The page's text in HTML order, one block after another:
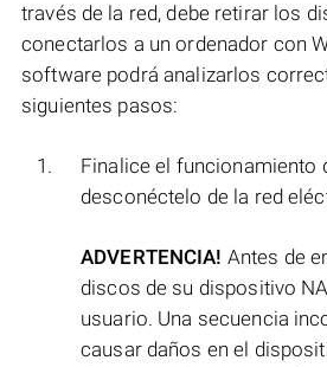
través de la red, debe retirar los
conectarlos a un ordenador con
software podrá analizarlos
siguientes pasos:
Finalice el funcionamiento
desconéctelo de la red
ADVERTENCIA! Antes de
discos de su dispositivo
usuario. Una secuencia
causar daños en el